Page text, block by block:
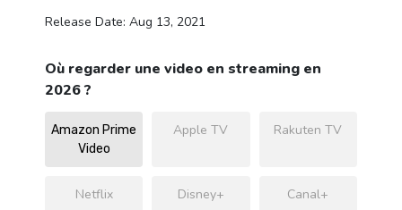
Release Date: Aug 13, 2021
Où regarder une video en streaming en
2026 ?
Amazon Prime
Video
Apple TV Rakuten TV
Netflix Disney+ Canal+